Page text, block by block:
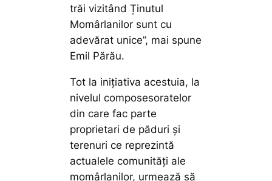
trăi vizitând Ținutul
Momârlanilor sunt cu
adevărat unice”, mai spune
Emil Părău.
Tot la inițiativa acestuia, la
nivelul composesoratelor
din care fac parte
proprietari de păduri și
terenuri ce reprezintă
actualele comunități ale
momârlanilor, urmează să